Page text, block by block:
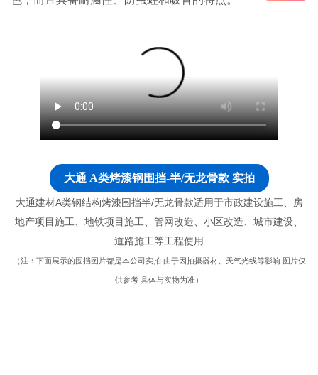
大通 A类烤漆钢围挡-半/无龙骨款 实拍
大通建材A类钢结构烤漆围挡半/无龙骨款适用于市政建设施工、房
地产项目施工、地铁项目施工、管网改造、小区改造、城市建设、
道路施工等工程使用
（注：下面展示的围挡图片都是本公司实拍 由于因拍摄器材、天气光线等影响 图片仅
供参考 具体与实物为准）